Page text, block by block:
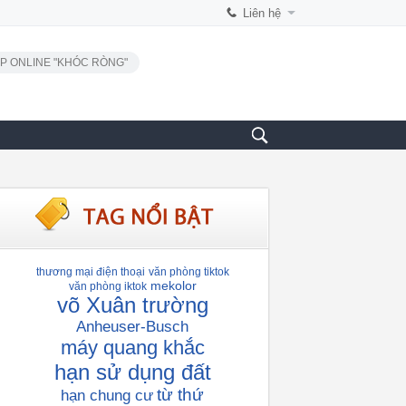
Liên hệ
ONLINE "KHÓC RÒNG"
thương mại điện thoại văn phòng tiktok
văn phòng iktok mekolor
võ Xuân trường
Anheuser-Busch
máy quang khắc
hạn sử dụng đất
hạn chung cư từ thứ